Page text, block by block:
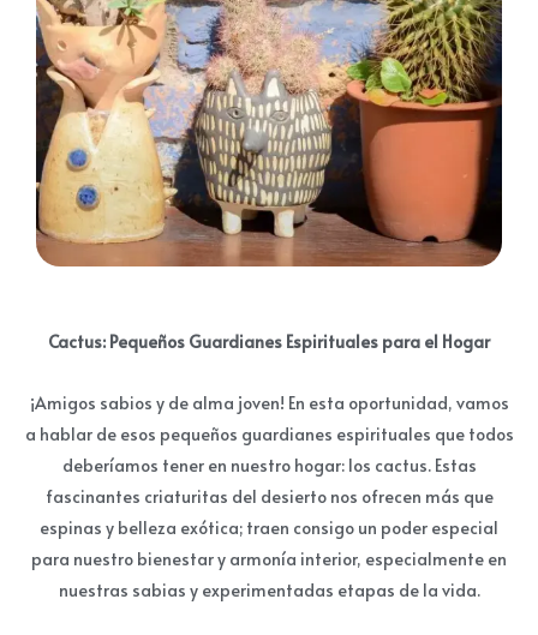
Cactus: Pequeños Guardianes Espirituales para el Hogar
¡Amigos sabios y de alma joven! En esta oportunidad, vamos
a hablar de esos pequeños guardianes espirituales que todos
deberíamos tener en nuestro hogar: los cactus. Estas
fascinantes criaturitas del desierto nos ofrecen más que
espinas y belleza exótica; traen consigo un poder especial
para nuestro bienestar y armonía interior, especialmente en
nuestras sabias y experimentadas etapas de la vida.